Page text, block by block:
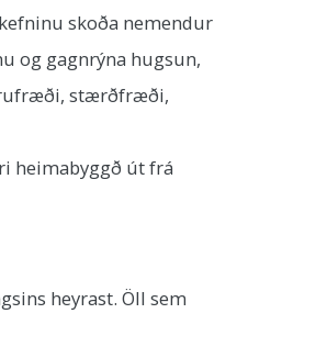
skoða nemendur
og gagnrýna hugsun,
stærðfræði,
heimabyggð út frá
heyrast. Öll sem